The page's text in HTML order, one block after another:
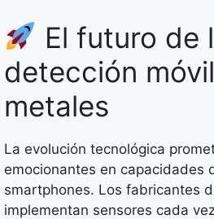
El futuro de
detección
metales
La evolución tecnológica
emocionantes en capacidades
smartphones. Los fabricantes
implementan sensores cada